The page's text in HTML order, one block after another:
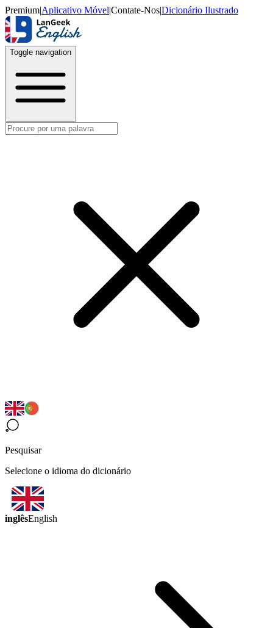
Premium|Aplicativo Móvel|Contate-Nos|Dicionário Ilustrado
Toggle navigation
Pesquisar
Selecione o idioma do dicionário
inglêsEnglish